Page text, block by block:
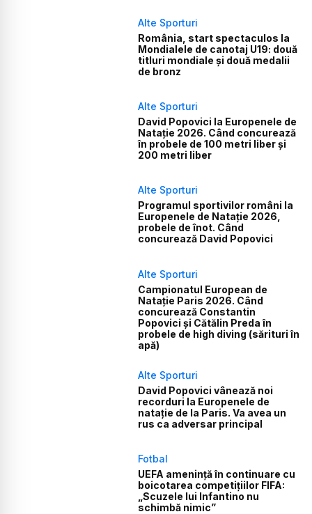
Alte Sporturi
România, start spectaculos la
Mondialele de canotaj U19: două
titluri mondiale și două medalii
de bronz
Alte Sporturi
David Popovici la Europenele de
Natație 2026. Când concurează
în probele de 100 metri liber și
200 metri liber
Alte Sporturi
Programul sportivilor români la
Europenele de Natație 2026,
probele de înot. Când
concurează David Popovici
Alte Sporturi
Campionatul European de
Natație Paris 2026. Când
concurează Constantin
Popovici și Cătălin Preda în
probele de high diving (sărituri în
apă)
Alte Sporturi
David Popovici vânează noi
recorduri la Europenele de
natație de la Paris. Va avea un
rus ca adversar principal
Fotbal
UEFA amenință în continuare cu
boicotarea competițiilor FIFA:
„Scuzele lui Infantino nu
schimbă nimic”